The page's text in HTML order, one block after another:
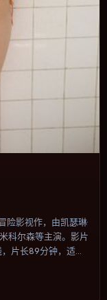
险影视作，由凯瑟琳·
科尔森等主演。影片
片长89分钟，适合
休闲观影或类型片